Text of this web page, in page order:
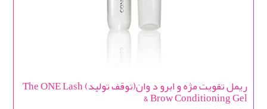
ریمل تقویت مژه و ابرو د وان(توقف تولید) The ONE Lash
& Brow Conditioning Gel